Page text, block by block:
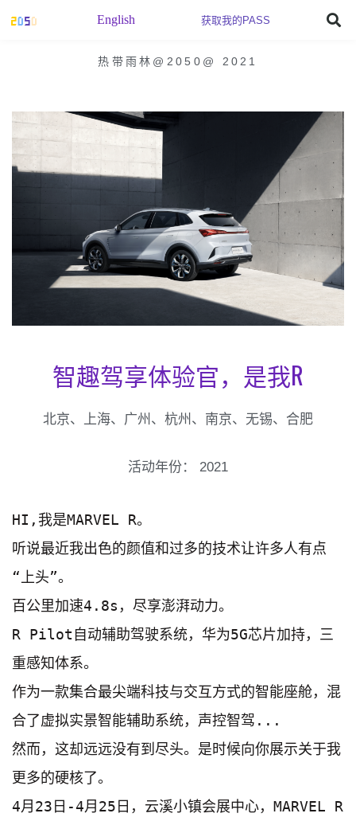
English 获取我的PASS
热带雨林@2050 @ 2021
智趣驾享体验官，是我R
北京、上海、广州、杭州、南京、无锡、合肥
活动年份： 2021
HI,我是MARVEL R。
听说最近我出色的颜值和过多的技术让许多人有点
“上头”。
百公里加速4.8s，尽享澎湃动力。
R Pilot自动辅助驾驶系统，华为5G芯片加持，三
重感知体系。
作为一款集合最尖端科技与交互方式的智能座舱，混
合了虚拟实景智能辅助系统，声控智驾...
然而，这却远远没有到尽头。是时候向你展示关于我
更多的硬核了。
4月23日-4月25日，云溪小镇会展中心，MARVEL R